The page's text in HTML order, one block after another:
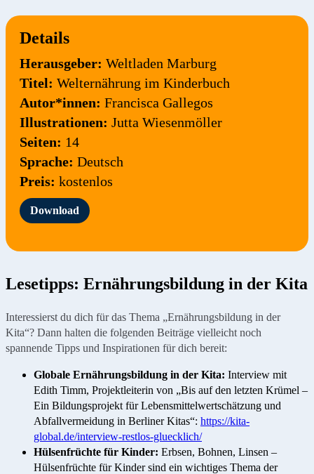
Details
Herausgeber: Weltladen Marburg
Titel: Welternährung im Kinderbuch
Autor*innen: Francisca Gallegos
Illustrationen: Jutta Wiesenmöller
Seiten: 14
Sprache: Deutsch
Preis: kostenlos
Download
Lesetipps: Ernährungsbildung in der Kita
Interessierst du dich für das Thema „Ernährungsbildung in der
Kita“? Dann halten die folgenden Beiträge vielleicht noch
spannende Tipps und Inspirationen für dich bereit:
Globale Ernährungsbildung in der Kita: Interview mit
Edith Timm, Projektleiterin von „Bis auf den letzten Krümel –
Ein Bildungsprojekt für Lebensmittelwertschätzung und
Abfallvermeidung in Berliner Kitas“: https://kita-
global.de/interview-restlos-gluecklich/
Hülsenfrüchte für Kinder: Erbsen, Bohnen, Linsen –
Hülsenfrüchte für Kinder sind ein wichtiges Thema der